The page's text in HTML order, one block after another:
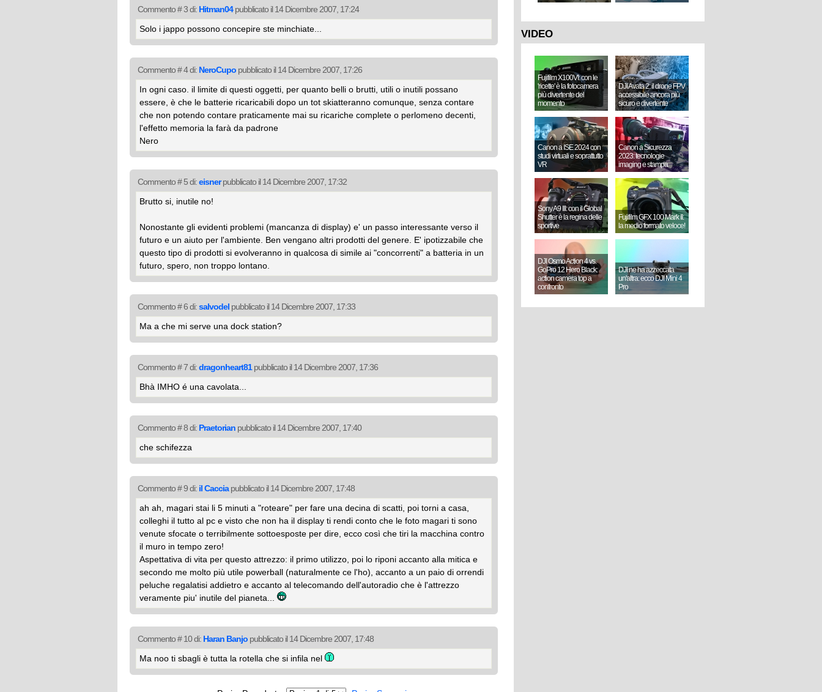
Commento # 3 di: Hitman04pubblicato il 14 Dicembre 2007, 17:24
Solo i jappo possono concepire ste minchiate...
Commento # 4 di: NeroCupo pubblicato il 14 Dicembre 2007, 17:26
In ogni caso. il limite di questi oggetti, per quanto belli o brutti, utili o inutili possano
essere, è che le batterie ricaricabili dopo un tot skiatteranno comunque, senza contare
che non potendo contare praticamente mai su ricariche complete o perlomeno decenti,
l'effetto memoria la farà da padrone
Nero
Commento # 5 di:eisnerpubblicato il 14 Dicembre 2007, 17:32
Brutto si, inutile no!
Nonostante gli evidenti problemi (mancanza di display) e' un passo interessante verso il
futuro e un aiuto per l'ambiente. Ben vengano altri prodotti del genere. E' ipotizzabile che
questo tipo di prodotti si evolveranno in qualcosa di simile ai "concorrenti" a batteria in un
futuro, spero, non troppo lontano.
Commento # 6 di:salvodel pubblicato il 14 Dicembre 2007, 17:33
Ma a che mi serve una dock station?
Commento # 7 di:dragonheart81pubblicato il 14 Dicembre 2007, 17:36
Bhà IMHO é una cavolata...
Commento # 8 di: Praetorian pubblicato il 14 Dicembre 2007, 17:40
che schifezza
Commento # 9 di: il Cacciapubblicato il 14 Dicembre 2007, 17:48
ah ah, magari stai li 5 minuti a "roteare" per fare una decina di scatti, poi torni a casa,
colleghi il tutto al pc e visto che non ha il display ti rendi conto che le foto magari ti sono
venute sfocate o terribilmente sottoesposte per dire, ecco così che tiri la macchina contro
il muro in tempo zero!
Aspettativa di vita per questo attrezzo: il primo utilizzo, poi lo riponi accanto alla mitica e
secondo me molto più utile powerball (naturalmente ce l'ho), accanto a un paio di orrendi
peluche regalatisi addietro e accanto al telecomando dell'autoradio che è l'attrezzo
veramente piu' inutile del pianeta...
Commento # 10 di: Haran Banjo pubblicato il 14 Dicembre 2007, 17:48
Ma noo ti sbagli è tutta la rotella che si infila nel
VIDEO
Fujifilm X100VI: con le
'ricette' è la fotocamera
più divertente del
momento
DJI Avata 2: il drone FPV
accessibile ancora più
sicuro e divertente
Canon a ISE 2024 con
studi virtuali e soprattutto
VR
Canon a Sicurezza
2023: tecnologie
imaging e stampa
Sony A9 III: con il Global
Shutter è la regina delle
sportive
Fujifilm GFX 100 Mark II:
la medio formato veloce!
DJI Osmo Action 4 vs.
GoPro 12 Hero Black:
action camera top a
confronto
DJI ne ha azzeccata
un'altra: ecco DJI Mini 4
Pro